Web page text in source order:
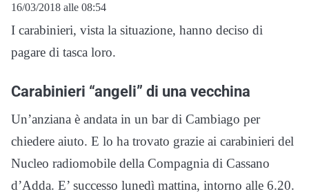
16/03/2018 alle 08:54
I carabinieri, vista la situazione, hanno deciso di
pagare di tasca loro.
Carabinieri “angeli” di una vecchina
Un’anziana è andata in un bar di Cambiago per
chiedere aiuto. E lo ha trovato grazie ai carabinieri del
Nucleo radiomobile della Compagnia di Cassano
d’Adda. E’ successo lunedì mattina, intorno alle 6.20.